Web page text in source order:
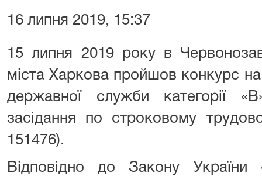
16 липня 2019, 15:37
15 липня 2019 року в
міста Харкова пройшов конкурс на
державної служби категорії
засідання по строковому
151476).
Відповідно до Закону